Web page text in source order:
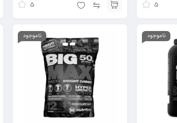
5
5
ناموجود ناموجود